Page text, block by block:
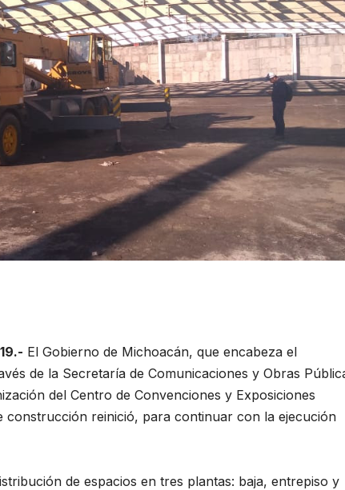
El Gobierno de Michoacán, que encabeza el
de la Secretaría de Comunicaciones y Obras
del Centro de Convenciones y Exposiciones
construcción reinició, para continuar con la ejecución
de espacios en tres plantas: baja, entrepiso y